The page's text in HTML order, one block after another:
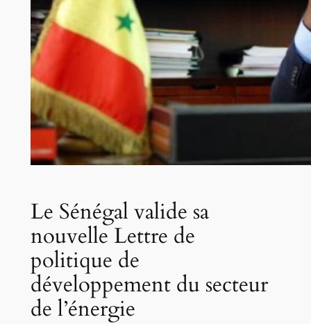
Le Sénégal valide sa
nouvelle Lettre de
politique de
développement du secteur
de l’énergie